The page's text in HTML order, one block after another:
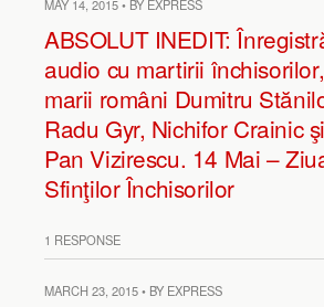
MAY 14, 2015 • BY EXPRESS
ABSOLUT INEDIT:
audio cu martirii închisorilor,
marii români Dumitru
Radu Gyr, Nichifor Crainic şi
Pan Vizirescu. 14 Mai –
Sfinţilor Închisorilor
1 RESPONSE
MARCH 23, 2015 • BY EXPRESS